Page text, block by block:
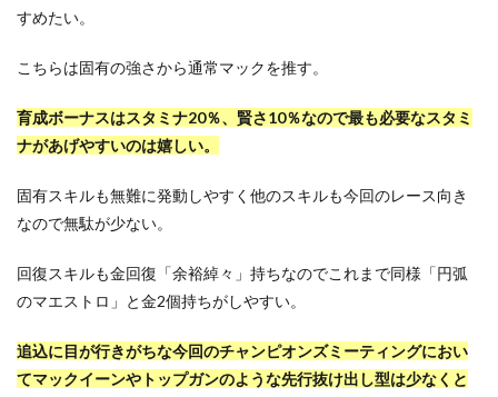
すめたい。
こちらは固有の強さから通常マックを推す。
育成ボーナスはスタミナ20％、賢さ10％なので最も必要なスタミ
ナがあげやすいのは嬉しい。
固有スキルも無難に発動しやすく他のスキルも今回のレース向き
なので無駄が少ない。
回復スキルも金回復「余裕綽々」持ちなのでこれまで同様「円弧
のマエストロ」と金2個持ちがしやすい。
追込に目が行きがちな今回のチャンピオンズミーティングにおい
てマックイーンやトップガンのような先行抜け出し型は少なくと